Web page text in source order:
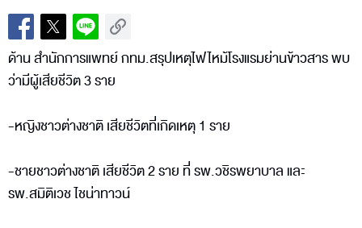
ด้าน สำนักการแพทย์ กทม.สรุปเหตุไฟไหม้โรงแรมย่านข้าวสาร พบ
ว่ามีผู้เสียชีวิต 3 ราย
-หญิงชาวต่างชาติ เสียชีวิตที่เกิดเหตุ 1 ราย
-ชายชาวต่างชาติ เสียชีวิต 2 ราย ที่ รพ.วชิรพยาบาล และ
รพ.สมิติเวช ไชน่าทาวน์